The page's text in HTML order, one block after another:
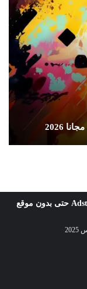
كيفية الربح من Adsterra Smartink حتى بدون موقع